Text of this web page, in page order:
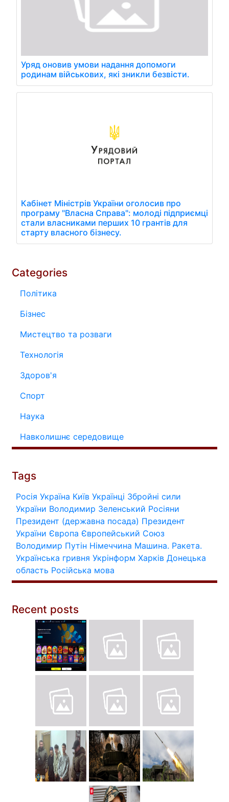
Уряд оновив умови надання допомоги
родинам військових, які зникли безвісти.
Кабінет Міністрів України оголосив про
програму "Власна Справа": молоді підприємці
стали власниками перших 10 грантів для
старту власного бізнесу.
Categories
Політика
Бізнес
Мистецтво та розваги
Технологія
Здоров'я
Спорт
Наука
Навколишнє середовище
Tags
Росія Україна Київ Українці Збройні сили
України Володимир Зеленський Росіяни
Президент (державна посада) Президент
України Європа Європейський Союз
Володимир Путін Німеччина Машина. Ракета.
Українська гривня Укрінформ Харків Донецька
область Російська мова
Recent posts